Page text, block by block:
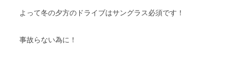
よって冬の夕方のドライブはサングラス必須です！
事故らない為に！